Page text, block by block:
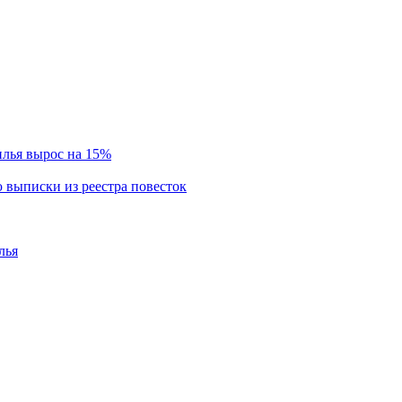
вырос на 15%
из реестра повесток